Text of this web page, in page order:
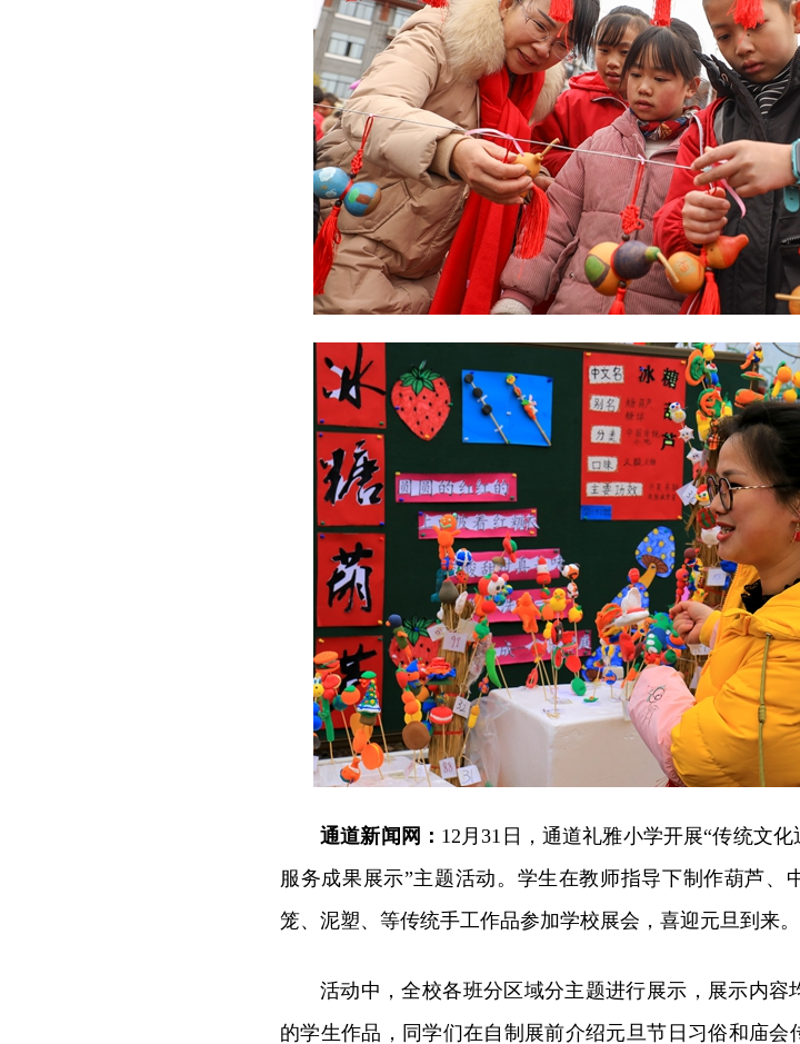
通道新闻网： 12月31日，通道礼雅小学开展“传统文
服务成果展示”主题活动。学生在教师指导下制作葫芦、
笼、泥塑、等传统手工作品参加学校展会，喜迎元旦到来。
活动中，全校各班分区域分主题进行展示，展示内容
的学生作品，同学们在自制展前介绍元旦节日习俗和庙会